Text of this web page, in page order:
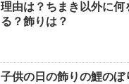
理由は？ちまき以外に何
る？飾りは？
子供の日の飾りの鯉のぼ